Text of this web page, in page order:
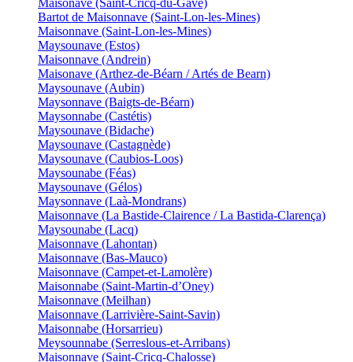
Maisonave (Saint-Cricq-du-Gave)
Bartot de Maisonnave (Saint-Lon-les-Mines)
Maisonnave (Saint-Lon-les-Mines)
Maysounave (Estos)
Maisonnave (Andrein)
Maisonave (Arthez-de-Béarn / Artés de Bearn)
Maysounave (Aubin)
Maysonnave (Baigts-de-Béarn)
Maysonnabe (Castétis)
Maysounave (Bidache)
Maysounave (Castagnède)
Maysounave (Caubios-Loos)
Maysounabe (Féas)
Maysounave (Gélos)
Maysonnave (Laà-Mondrans)
Maisonnave (La Bastide-Clairence / La Bastida-Clarença)
Maysounabe (Lacq)
Maisonnave (Lahontan)
Maisonnave (Bas-Mauco)
Maisonnave (Campet-et-Lamolère)
Maisonnabe (Saint-Martin-d’Oney)
Maisonnave (Meilhan)
Maisonnave (Larrivière-Saint-Savin)
Maisonnabe (Horsarrieu)
Meysounnabe (Serreslous-et-Arribans)
Maisonnave (Saint-Cricq-Chalosse)